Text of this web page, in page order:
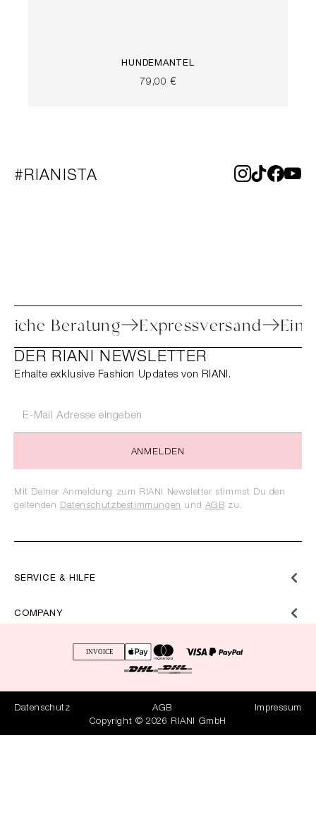
HUNDEMANTEL
79,00 €
#RIANISTA
Persönliche Beratung Expressversand
SERVICE & HILFE
COMPANY
DER RIANI NEWSLETTER
Erhalte exklusive Fashion Updates von RIANI.
ANMELDEN
Mit Deiner Anmeldung zum RIANI Newsletter stimmst Du den
geltenden Datenschutzbestimmungen und AGB zu.
Datenschutz AGB
Impressum
Copyright © 2026 RIANI GmbH